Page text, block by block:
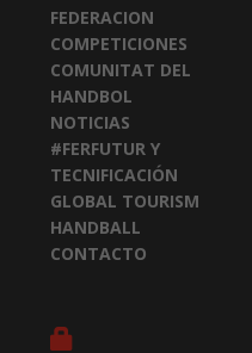
FEDERACION
COMPETICIONES
COMUNITAT DEL
HANDBOL
NOTICIAS
#FERFUTUR Y
TECNIFICACIÓN
GLOBAL TOURISM
HANDBALL
CONTACTO